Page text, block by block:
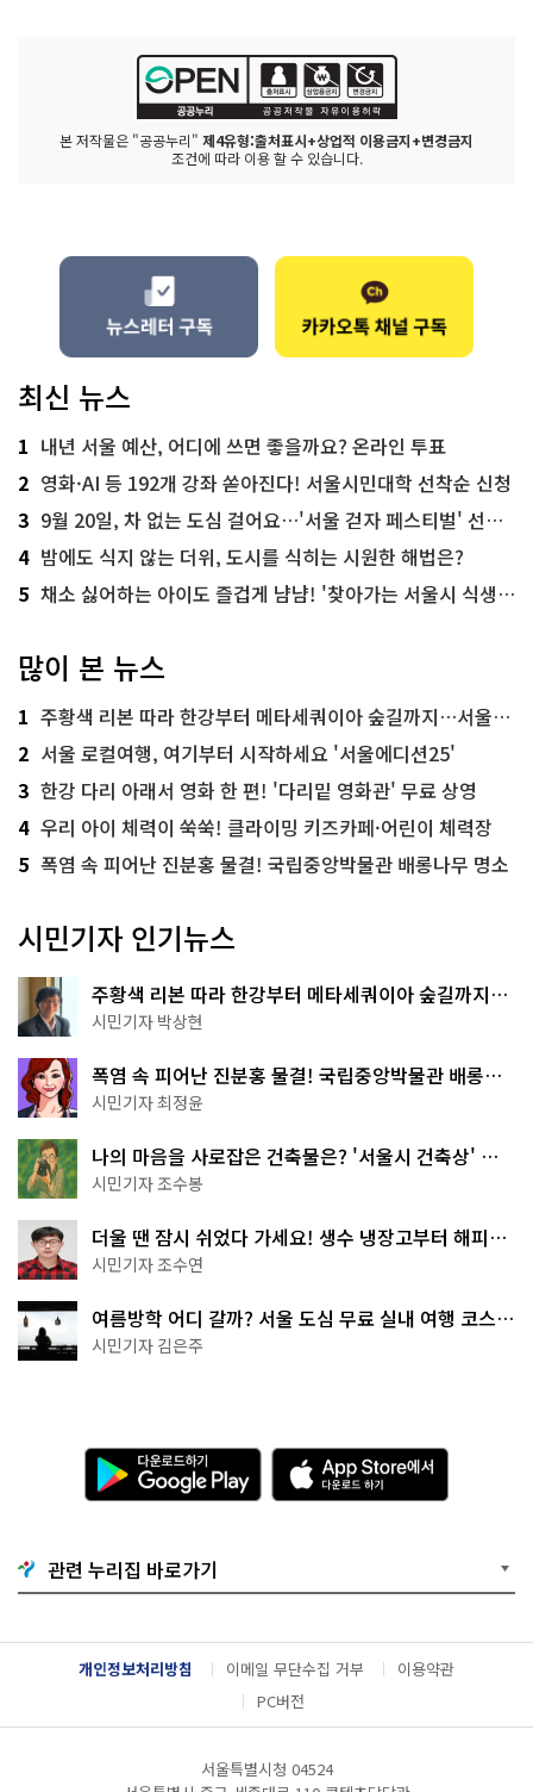
본 저작물은 "공공누리" 제4유형:출처표시+상업적 이용금지+변경금지
조건에 따라 이용 할 수 있습니다.
최신 뉴스
1 내년 서울 예산, 어디에 쓰면 좋을까요? 온라인 투표
2 영화·AI 등 192개 강좌 쏟아진다! 서울시민대학 선착순 신청
3 9월 20일, 차 없는 도심 걸어요…'서울 걷자 페스티벌' 선착순 5천명
4 밤에도 식지 않는 더위, 도시를 식히는 시원한 해법은?
5 채소 싫어하는 아이도 즐겁게 냠냠! '찾아가는 서울시 식생활 교육' 현장
많이 본 뉴스
1 주황색 리본 따라 한강부터 메타세쿼이아 숲길까지…서울둘레길 15코스
2 서울 로컬여행, 여기부터 시작하세요 '서울에디션25'
3 한강 다리 아래서 영화 한 편! '다리밑 영화관' 무료 상영
4 우리 아이 체력이 쑥쑥! 클라이밍 키즈카페·어린이 체력장
5 폭염 속 피어난 진분홍 물결! 국립중앙박물관 배롱나무 명소
시민기자 인기뉴스
주황색 리본 따라 한강부터 메타세쿼이아 숲길까지…
서울둘레길 15코스
시민기자 박상현
폭염 속 피어난 진분홍 물결! 국립중앙박물관 배롱나
무 명소
시민기자 최정윤
나의 마음을 사로잡은 건축물은? '서울시 건축상' 수
상작 공개!
시민기자 조수봉
더울 땐 잠시 쉬었다 가세요! 생수 냉장고부터 해피소
·무더위쉼터까지
시민기자 조수연
여름방학 어디 갈까? 서울 도심 무료 실내 여행 코스
추천
시민기자 김은주
다
운
로
기
G
o
g
l
e
A
p
p
e
서
다
운
관련 누리집 바로가기
개인정보처리방침 이메일 무단수집 거부
이용약관
PC버전
서울특별시청 04524